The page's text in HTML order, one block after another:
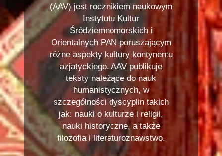
(AAV) jest rocznikiem naukowym
Instytutu Kultur
Śródziemnomorskich i
Orientalnych PAN poruszającym
różne aspekty kultury kontynentu
azjatyckiego. AAV publikuje
teksty należące do nauk
humanistycznych, w
szczególności dyscyplin takich
jak: nauki o kulturze i religii,
nauki historyczne, a także
filozofia i literaturoznawstwo.